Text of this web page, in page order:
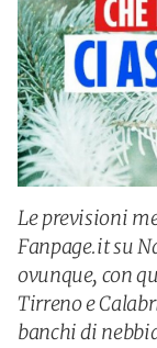
Le previsioni
Fanpage.it su
ovunque, con
Tirreno e
banchi di